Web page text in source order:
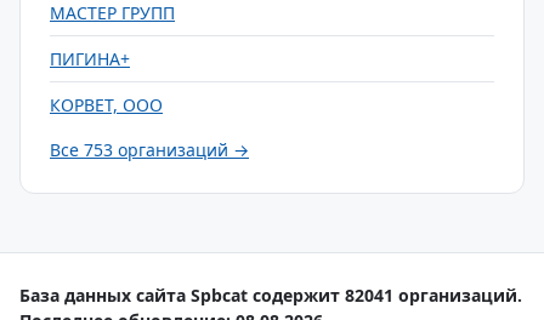
МАСТЕР ГРУПП
ПИГИНА+
КОРВЕТ, ООО
Все 753 организаций →
База данных сайта Spbcat содержит 82041 организаций.